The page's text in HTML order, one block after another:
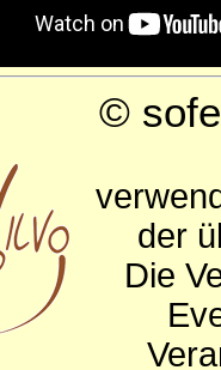
©
der
Die